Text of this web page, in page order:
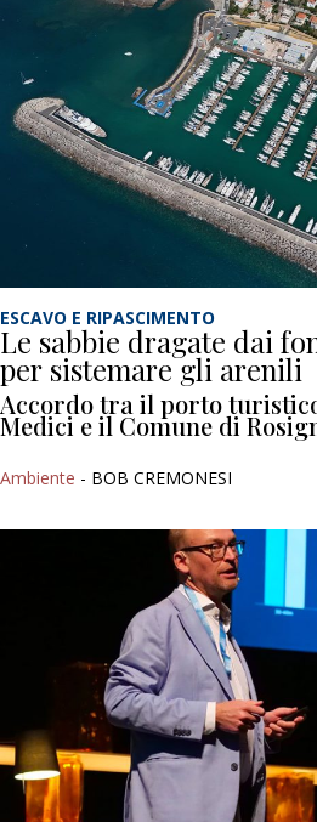
ESCAVO E RIPASCIMENTO
Le sabbie dragate dai
per sistemare gli arenili
Accordo tra il porto
Medici e il Comune di
Ambiente - BOB CREMONESI